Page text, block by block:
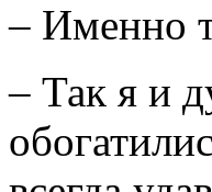
– Именно
– Так я и